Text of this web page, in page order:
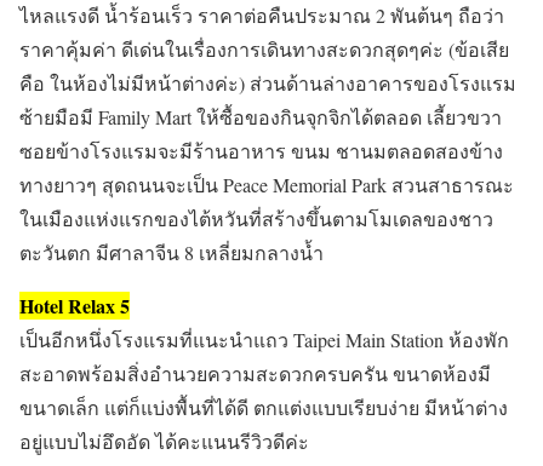
ไหลแรงดี น้ำร้อนเร็ว ราคาต่อคืนประมาณ 2 พันต้นๆ ถือว่า
ราคาคุ้มค่า ดีเด่นในเรื่องการเดินทางสะดวกสุดๆค่ะ (ข้อเสีย
คือ ในห้องไม่มีหน้าต่างค่ะ) ส่วนด้านล่างอาคารของโรงแรม
ซ้ายมือมี Family Mart ให้ซื้อของกินจุกจิกได้ตลอด เลี้ยวขวา
ซอยข้างโรงแรมจะมีร้านอาหาร ขนม ชานมตลอดสองข้าง
ทางยาวๆ สุดถนนจะเป็น Peace Memorial Park สวนสาธารณะ
ในเมืองแห่งแรกของไต้หวันที่สร้างขึ้นตามโมเดลของชาว
ตะวันตก มีศาลาจีน 8 เหลี่ยมกลางน้ำ
Hotel Relax 5
เป็นอีกหนึ่งโรงแรมที่แนะนำแถว Taipei Main Station ห้องพัก
สะอาดพร้อมสิ่งอำนวยความสะดวกครบครัน ขนาดห้องมี
ขนาดเล็ก แต่ก็แบ่งพื้นที่ได้ดี ตกแต่งแบบเรียบง่าย มีหน้าต่าง
อยู่แบบไม่อึดอัด ได้คะแนนรีวิวดีค่ะ